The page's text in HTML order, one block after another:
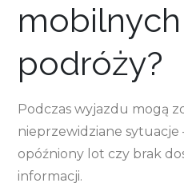
podróży?
Podczas wyjazdu mogą
nieprzewidziane sytuacje
opóźniony lot czy brak
informacji.